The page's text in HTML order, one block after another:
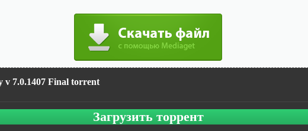
v 7.0.1407 Final torrent
Загрузить торрент